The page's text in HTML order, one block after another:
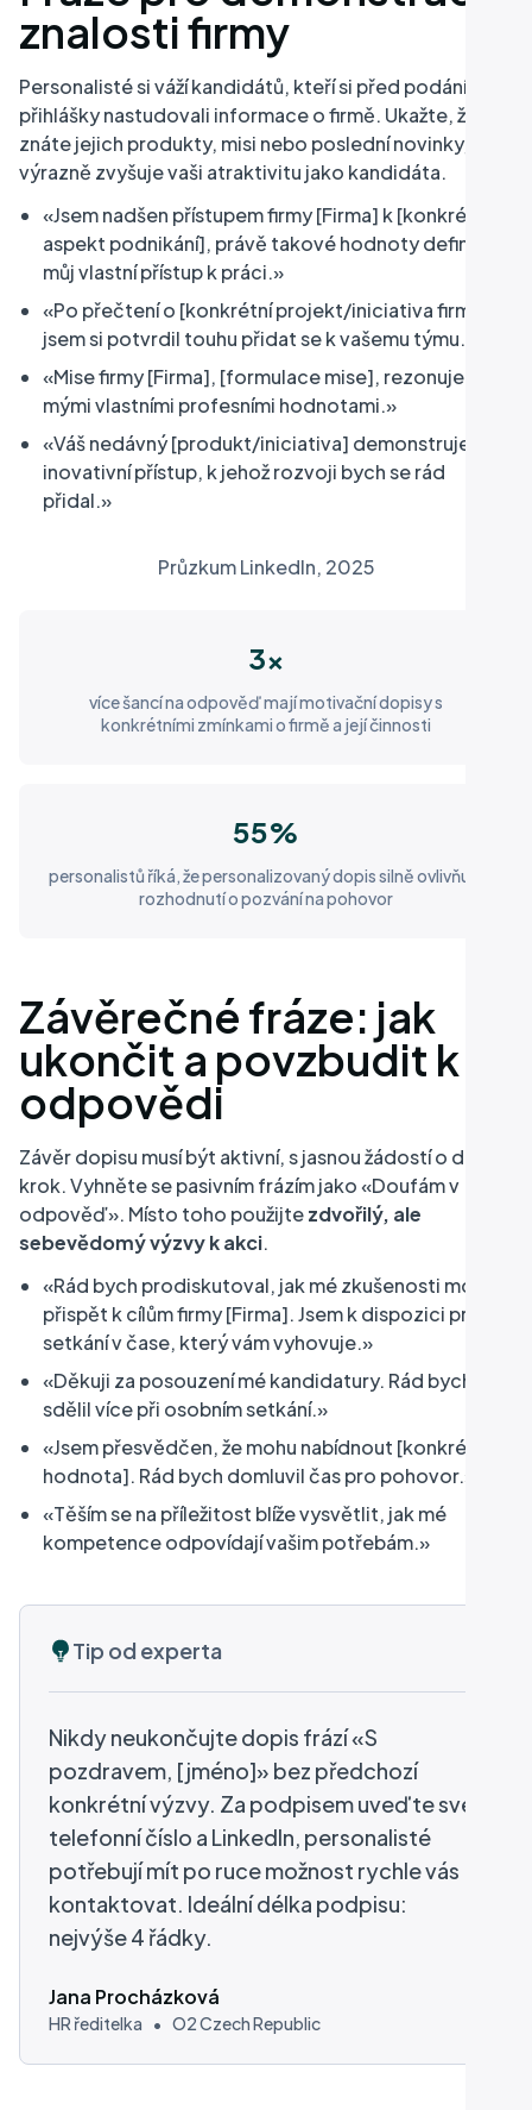
znalosti firmy
Personalisté si váží kandidátů, kteří si před podáním
přihlášky nastudovali informace o firmě. Ukažte, že
znáte jejich produkty, misi nebo poslední novinky, to
výrazně zvyšuje vaši atraktivitu jako kandidáta.
«Jsem nadšen přístupem firmy [Firma] k [konkrétní
aspekt podnikání], právě takové hodnoty definují
můj vlastní přístup k práci.»
«Po přečtení o [konkrétní projekt/iniciativa firmy]
jsem si potvrdil touhu přidat se k vašemu týmu.»
«Mise firmy [Firma], [formulace mise], rezonuje s
mými vlastními profesními hodnotami.»
«Váš nedávný [produkt/iniciativa] demonstruje
inovativní přístup, k jehož rozvoji bych se rád
přidal.»
Průzkum LinkedIn, 2025
3x
více šancí na odpověď mají motivační dopisy s
konkrétními zmínkami o firmě a její činnosti
55%
personalistů říká, že personalizovaný dopis silně ovlivňuje
rozhodnutí o pozvání na pohovor
Závěrečné fráze: jak
ukončit a povzbudit k
odpovědi
Závěr dopisu musí být aktivní, s jasnou žádostí o další
krok. Vyhněte se pasivním frázím jako «Doufám v
odpověď». Místo toho použijtezdvořilý, ale
sebevědomý výzvy k akci.
«Rád bych prodiskutoval, jak mé zkušenosti mohou
přispět k cílům firmy [Firma]. Jsem k dispozici pro
setkání v čase, který vám vyhovuje.»
«Děkuji za posouzení mé kandidatury. Rád bych
sdělil více při osobním setkání.»
«Jsem přesvědčen, že mohu nabídnout [konkrétní
hodnota]. Rád bych domluvil čas pro pohovor.»
«Těším se na příležitost blíže vysvětlit, jak mé
kompetence odpovídají vašim potřebám.»
Tip od experta
Nikdy neukončujte dopis frází «S
pozdravem, [jméno]» bez předchozí
konkrétní výzvy. Za podpisem uveďte své
telefonní číslo a LinkedIn, personalisté
potřebují mít po ruce možnost rychle vás
kontaktovat. Ideální délka podpisu:
nejvýše 4 řádky.
Jana Procházková
HR ředitelka • O2 Czech Republic